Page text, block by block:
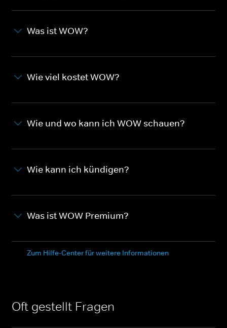
Was ist WOW?
Wie viel kostet WOW?
Wie und wo kann ich WOW schauen?
Wie kann ich kündigen?
Was ist WOW Premium?
Zum Hilfe-Center für weitere Informationen
Oft gestellt Fragen